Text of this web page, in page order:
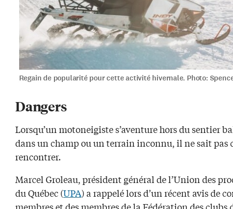
Regain de popularité pour cette activité hivernale. Photo:
Dangers
Lorsqu’un motoneigiste s’aventure hors du sentier
dans un champ ou un terrain inconnu, il ne sait pas
rencontrer.
Marcel Groleau, président général de l’Union des
du Québec (UPA) a rappelé lors d’un récent avis de